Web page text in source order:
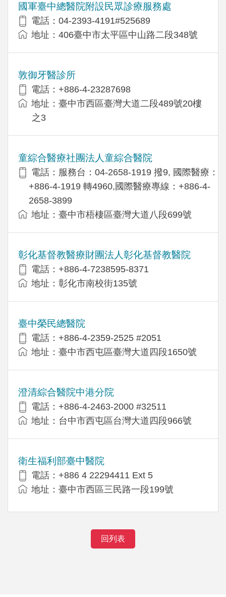
國軍臺中總醫院附設民眾診療服務處
電話：04-2393-4191#525689
地址：406臺中市太平區中山路二段348號
敦御牙醫診所
電話：+886-4-23287698
地址：臺中市西區臺灣大道二段489號20樓
之3
童綜合醫療社團法人童綜合醫院
電話：服務台：04-2658-1919 撥9, 國際醫療：
+886-4-1919 轉4960,國際醫療專線：+886-4-
2658-3899
地址：臺中市梧棲區臺灣大道八段699號
彰化基督教醫療財團法人彰化基督教醫院
電話：+886-4-7238595-8371
地址：彰化市南校街135號
臺中榮民總醫院
電話：+886-4-2359-2525 #2051
地址：臺中市西屯區臺灣大道四段1650號
澄清綜合醫院中港分院
電話：+886-4-2463-2000 #32511
地址：台中市西屯區台灣大道四段966號
衛生福利部臺中醫院
電話：+886 4 22294411 Ext 5
地址：臺中市西區三民路一段199號
回列表